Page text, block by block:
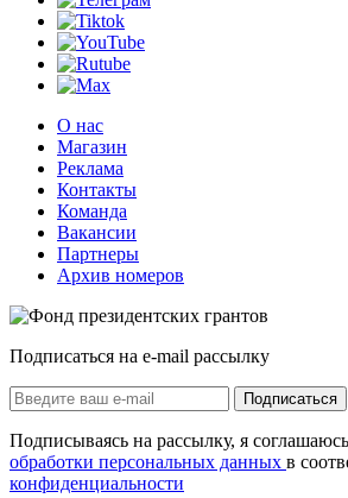
О нас
Магазин
Реклама
Контакты
Команда
Вакансии
Партнеры
Архив номеров
Подписаться на e-mail рассылку
Подписаться
Подписываясь на рассылку, я
обработки персональных данных в
конфиденциальности